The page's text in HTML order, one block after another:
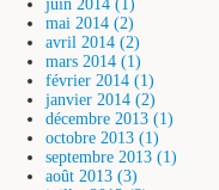
juin 2014 (1)
mai 2014 (2)
avril 2014 (2)
mars 2014 (1)
février 2014 (1)
janvier 2014 (2)
décembre 2013 (1)
octobre 2013 (1)
septembre 2013 (1)
août 2013 (3)